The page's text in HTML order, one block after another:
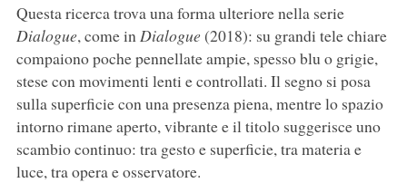
Questa ricerca trova una forma ulteriore nella serie
Dialogue, come in Dialogue(2018): su grandi tele chiare
compaiono poche pennellate ampie, spesso blu o grigie,
stese con movimenti lenti e controllati. Il segno si posa
sulla superficie con una presenza piena, mentre lo spazio
intorno rimane aperto, vibrante e il titolo suggerisce uno
scambio continuo: tra gesto e superficie, tra materia e
luce, tra opera e osservatore.